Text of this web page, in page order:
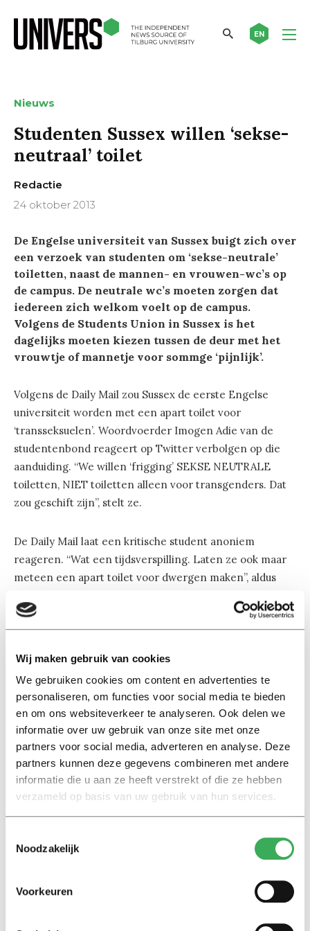
Wij maken gebruik van cookies
We gebruiken cookies om content en advertenties te
personaliseren, om functies voor social media te bieden
en om ons websiteverkeer te analyseren. Ook delen we
informatie over uw gebruik van onze site met onze
partners voor social media, adverteren en analyse. Deze
partners kunnen deze gegevens combineren met andere
informatie die u aan ze heeft verstrekt of die ze hebben
verzameld op basis van uw gebruik van hun services.
Noodzakelijk
Voorkeuren
EN
Nieuws
Studenten Sussex willen ‘sekse-
neutraal’ toilet
Redactie
24 oktober 2013
De Engelse universiteit van Sussex buigt zich over
een verzoek van studenten om ‘sekse-neutrale’
toiletten, naast de mannen- en vrouwen-wc’s op
de campus. De neutrale wc’s moeten zorgen dat
iedereen zich welkom voelt op de campus.
Volgens de Students Union in Sussex is het
dagelijks moeten kiezen tussen de deur met het
vrouwtje of mannetje voor sommge ‘pijnlijk’.
Volgens de Daily Mail zou Sussex de eerste Engelse
universiteit worden met een apart toilet voor
‘transseksuelen’. Woordvoerder Imogen Adie van de
studentenbond reageert op Twitter verbolgen op die
aanduiding. “We willen ‘frigging’ SEKSE NEUTRALE
toiletten, NIET toiletten alleen voor transgenders. Dat
zou geschift zijn”, stelt ze.
De Daily Mail laat een kritische student anoniem
reageren. “Wat een tijdsverspilling. Laten ze ook maar
meteen een apart toilet voor dwergen maken”, aldus
(Tekst: Marten vd Wier)
Lees ook
Interview
Marion Koopmans over online
bedreigingen en desinformatie: